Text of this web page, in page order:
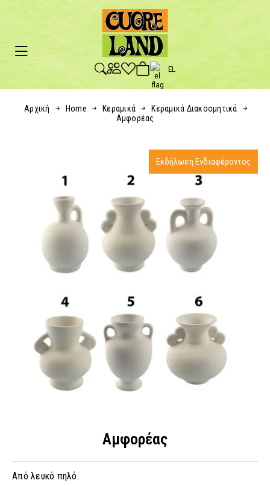
EL
Αρχική Home Κεραμικά
Κεραμικά Διακοσμητικά
Αμφορέας
Αμφορέας
Από λευκό πηλό.
Εκδήλωση Ενδιαφέροντος